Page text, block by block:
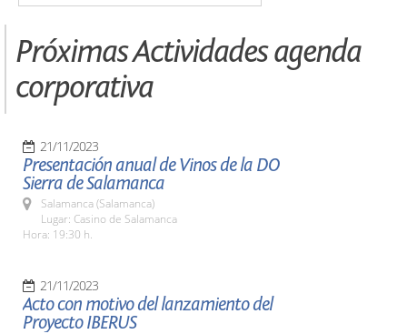
Próximas Actividades agenda
corporativa
21/11/2023
Presentación anual de Vinos de la DO
Sierra de Salamanca
Salamanca (Salamanca)
Lugar: Casino de Salamanca
Hora: 19:30 h.
21/11/2023
Acto con motivo del lanzamiento del
Proyecto IBERUS